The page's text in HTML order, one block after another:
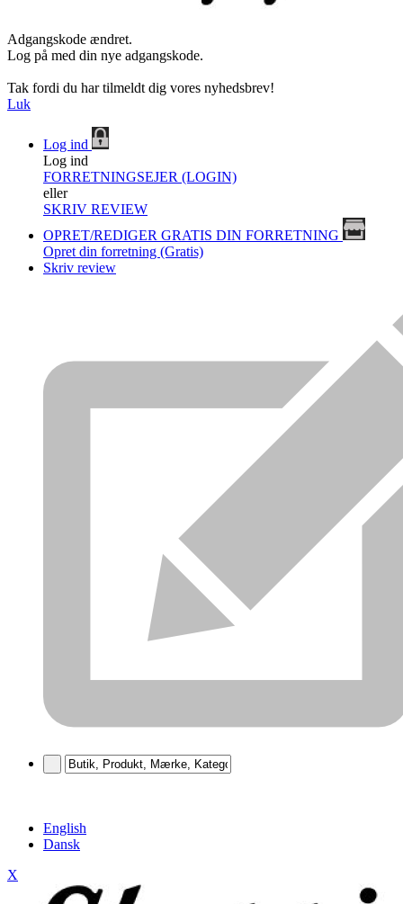
Adgangskode ændret.
Log på med din nye adgangskode.
Tak fordi du har tilmeldt dig vores nyhedsbrev!
Luk
Log ind
Log ind
FORRETNINGSEJER (LOGIN)
eller
SKRIV REVIEW
OPRET/REDIGER GRATIS DIN FORRETNING
Opret din forretning (Gratis)
Skriv review
English
Dansk
X